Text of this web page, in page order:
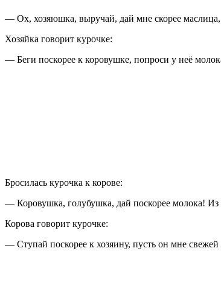
— Ох, хозяюшка, выручай, дай мне скорее
Хозяйка говорит курочке:
— Беги поскорее к коровушке, попроси у неё
Бросилась курочка к корове:
— Коровушка, голубушка, дай поскорее молока!
Корова говорит курочке:
— Ступай поскорее к хозяину, пусть он мне свежей